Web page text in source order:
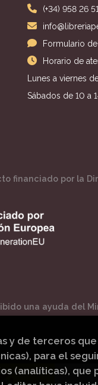
(+34) 958 26
Formulario
Horario de
Lunes a viernes
Sábados de 10 a
financiado por la
una ayuda del
y de terceros
para el
(analíticas), que